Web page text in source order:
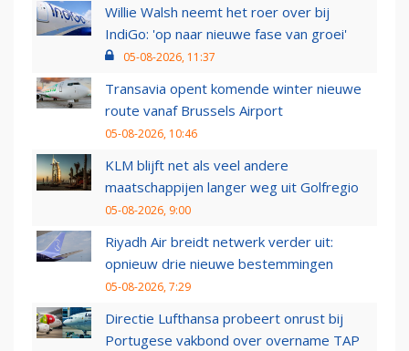
Willie Walsh neemt het roer over bij
IndiGo: 'op naar nieuwe fase van groei'
05-08-2026, 11:37
Transavia opent komende winter nieuwe
route vanaf Brussels Airport
05-08-2026, 10:46
KLM blijft net als veel andere
maatschappijen langer weg uit Golfregio
05-08-2026, 9:00
Riyadh Air breidt netwerk verder uit:
opnieuw drie nieuwe bestemmingen
05-08-2026, 7:29
Directie Lufthansa probeert onrust bij
Portugese vakbond over overname TAP